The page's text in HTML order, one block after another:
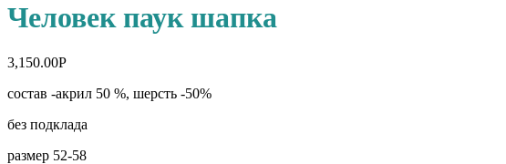
Человек паук шапка
3,150.00Р
состав -акрил 50 %, шерсть -50%
без подклада
размер 52-58